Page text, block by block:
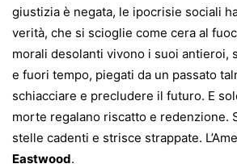
giustizia è negata, le ipocrisie sociali
verità, che si scioglie come cera al
morali desolanti vivono i suoi antieroi,
e fuori tempo, piegati da un passato
schiacciare e precludere il futuro. E
morte regalano riscatto e redenzione.
stelle cadenti e strisce strappate.
Eastwood.